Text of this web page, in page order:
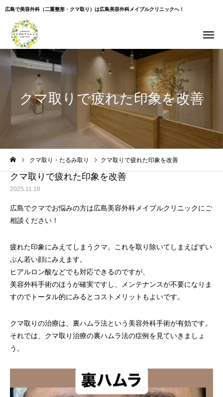
広島で美容外科（二重整形・クマ取り）は広島美容外科メイプルクリニックへ！
クマ取りで疲れた印象を改善
Warning
: Undefined variable $use_overlay in
content/themes/cure_tcd082/single.phpon line35
クマ取り・たるみ取り クマ取りで疲れた印象を改善
クマ取りで疲れた印象を改善
2025.11.18
広島でクマでお悩みの方は広島美容外科メイプルクリニックにご
相談ください！
疲れた印象にみえてしまうクマ。これを取り除いてしまえばずい
ぶん若い顔にみえます。
ヒアルロン酸などでも対応できるのですが、
美容外科手術のほうが確実ですし、メンテナンスが不要になりま
すのでトータル的にみるとコストメリットもよいです。
クマ取りの治療は、裏ハムラ法という美容外科手術が有効です。
それでは、クマ取り治療の裏ハムラ法の症例を見ていきましょ
う。